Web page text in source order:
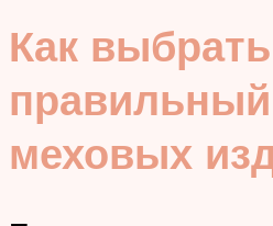
Как выбрать
меховых